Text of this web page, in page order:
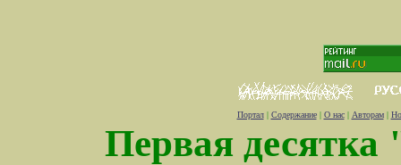
Портал| Содержание| О нас| Авторам|
Первая десятка